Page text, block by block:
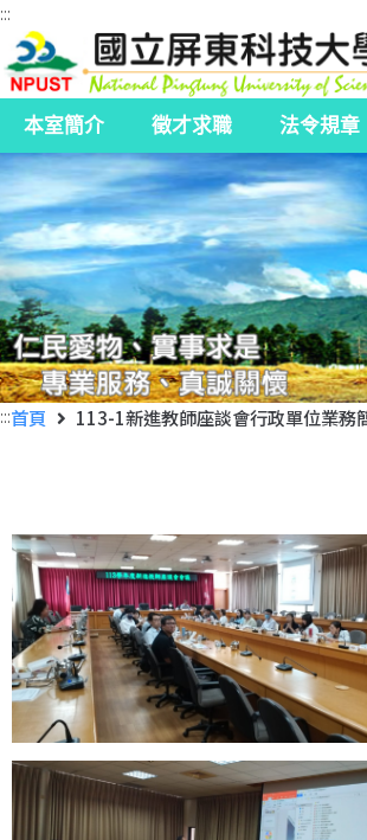
:::
本室簡介 徵才求職 法令規章
:::首頁 113-1新進教師座談會行政單位業